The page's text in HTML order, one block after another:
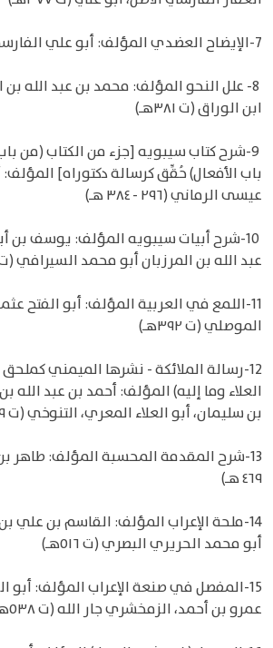
7-الإيضاح العضدي المؤلف: أبو علي الفارسيّ (٢٨٨ - ٣٧٧ هـ)
8- علل النحو المؤلف: محمد بن عبد الله
ابن الوراق (ت ٣٨١هـ)
9-شرح كتاب سيبويه [جزء من الكتاب (من
باب الأفعال) حُقِّق كرسالة دكتوراه]
عيسى الرماني (٢٩٦ - ٣٨٤ هـ)
10-شرح أبيات سيبويه المؤلف: يوسف
عبد الله بن المرزبان أبو محمد السيرافي (ت
11-اللمع في العربية المؤلف: أبو الفتح
الموصلي (ت ٣٩٢هـ)
12-رسالة الملائكة - نشرها الميمني
العلاء وما إليه) المؤلف: أحمد بن عبد
بن سليمان، أبو العلاء المعري، التنوخي (ت ٤٤٩هـ)
13-شرح المقدمة المحسبة المؤلف: طاهر
٤٦٩ هـ)
14-ملحة الإعراب المؤلف: القاسم بن علي
أبو محمد الحريري البصري (ت ٥١٦هـ)
15-المفصل في صنعة الإعراب المؤلف:
عمرو بن أحمد، الزمخشري جار الله (ت ٥٣٨هـ)